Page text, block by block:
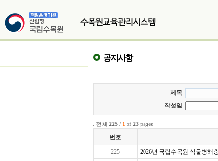
공지사항
제목
작성일
전체 225 / 1 of 23 pages
번호
225
2026년 국립수목원 식물병해